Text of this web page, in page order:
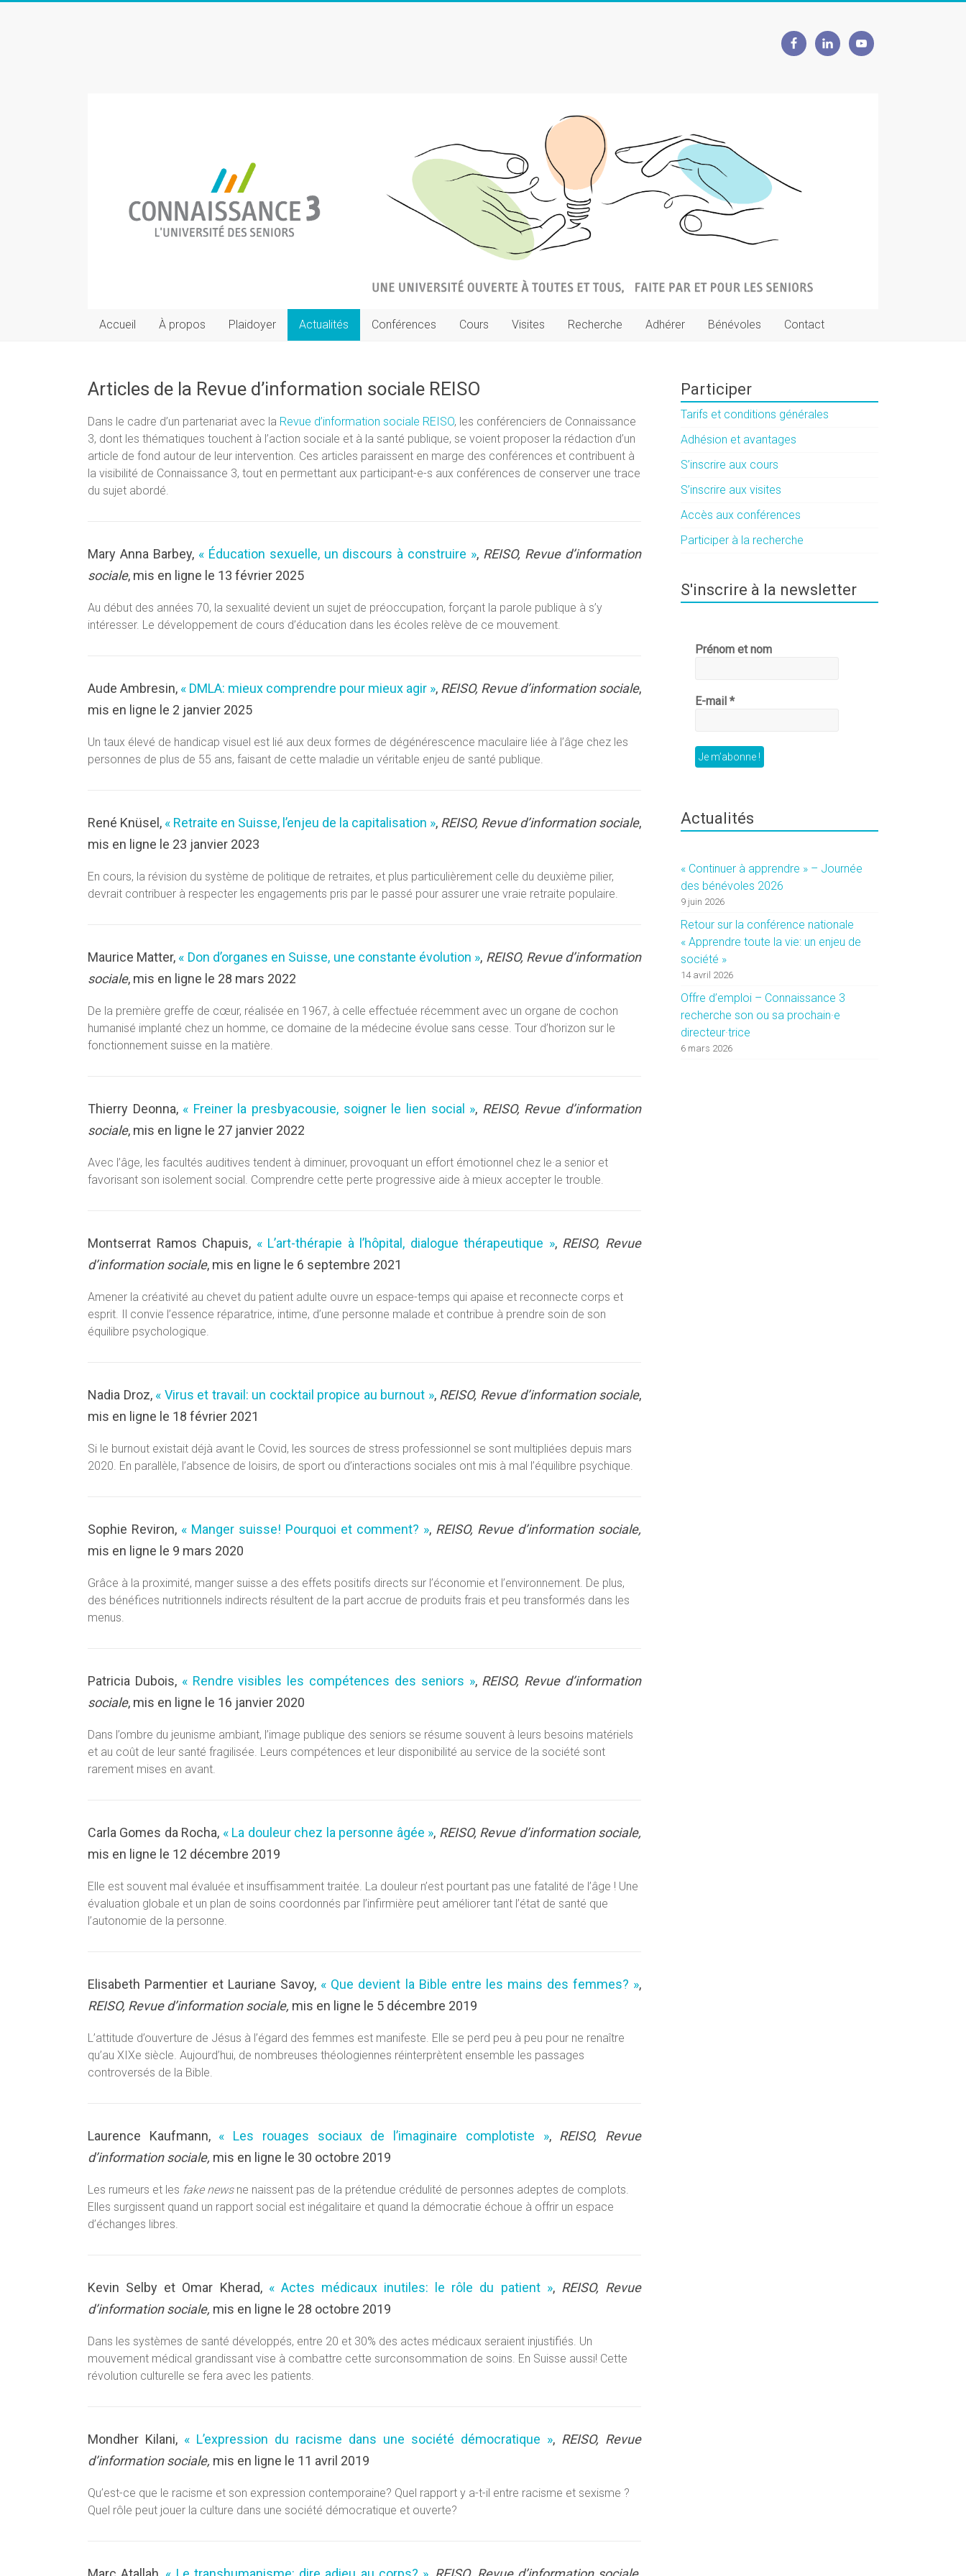
Accueil À propos Plaidoyer Actualités Conférences Cours Visites Recherche Adhérer Bénévoles Contact
Articles de la Revue d’information sociale REISO
Dans le cadre d’un partenariat avec la Revue d’information sociale REISO, les conférenciers de Connaissance
3, dont les thématiques touchent à l’action sociale et à la santé publique, se voient proposer la rédaction d’un
article de fond autour de leur intervention. Ces articles paraissent en marge des conférences et contribuent à
la visibilité de Connaissance 3, tout en permettant aux participant-e-s aux conférences de conserver une trace
du sujet abordé.
Mary Anna Barbey, « Éducation sexuelle, un discours à construire », REISO, Revue d’information
sociale, mis en ligne le 13 février 2025
Au début des années 70, la sexualité devient un sujet de préoccupation, forçant la parole publique à s’y
intéresser. Le développement de cours d’éducation dans les écoles relève de ce mouvement.
Aude Ambresin, « DMLA: mieux comprendre pour mieux agir », REISO, Revue d’information sociale,
mis en ligne le 2 janvier 2025
Un taux élevé de handicap visuel est lié aux deux formes de dégénérescence maculaire liée à l’âge chez les
personnes de plus de 55 ans, faisant de cette maladie un véritable enjeu de santé publique.
René Knüsel, « Retraite en Suisse, l’enjeu de la capitalisation », REISO, Revue d’information sociale,
mis en ligne le 23 janvier 2023
En cours, la révision du système de politique de retraites, et plus particulièrement celle du deuxième pilier,
devrait contribuer à respecter les engagements pris par le passé pour assurer une vraie retraite populaire.
Maurice Matter, « Don d’organes en Suisse, une constante évolution », REISO, Revue d’information
sociale, mis en ligne le 28 mars 2022
De la première greffe de cœur, réalisée en 1967, à celle effectuée récemment avec un organe de cochon
humanisé implanté chez un homme, ce domaine de la médecine évolue sans cesse. Tour d’horizon sur le
fonctionnement suisse en la matière.
Thierry Deonna, « Freiner la presbyacousie, soigner le lien social », REISO, Revue d’information
sociale, mis en ligne le 27 janvier 2022
Avec l’âge, les facultés auditives tendent à diminuer, provoquant un effort émotionnel chez le·a senior et
favorisant son isolement social. Comprendre cette perte progressive aide à mieux accepter le trouble.
Montserrat Ramos Chapuis, « L’art-thérapie à l’hôpital, dialogue thérapeutique », REISO, Revue
d’information sociale, mis en ligne le 6 septembre 2021
Amener la créativité au chevet du patient adulte ouvre un espace-temps qui apaise et reconnecte corps et
esprit. Il convie l’essence réparatrice, intime, d’une personne malade et contribue à prendre soin de son
équilibre psychologique.
Nadia Droz, « Virus et travail: un cocktail propice au burnout », REISO, Revue d’information sociale,
mis en ligne le 18 février 2021
Si le burnout existait déjà avant le Covid, les sources de stress professionnel se sont multipliées depuis mars
2020. En parallèle, l’absence de loisirs, de sport ou d’interactions sociales ont mis à mal l’équilibre psychique.
Sophie Reviron, « Manger suisse! Pourquoi et comment? », REISO, Revue d’information sociale,
mis en ligne le 9 mars 2020
Grâce à la proximité, manger suisse a des effets positifs directs sur l’économie et l’environnement. De plus,
des bénéfices nutritionnels indirects résultent de la part accrue de produits frais et peu transformés dans les
menus.
Patricia Dubois, « Rendre visibles les compétences des seniors », REISO, Revue d’information
sociale, mis en ligne le 16 janvier 2020
Dans l’ombre du jeunisme ambiant, l’image publique des seniors se résume souvent à leurs besoins matériels
et au coût de leur santé fragilisée. Leurs compétences et leur disponibilité au service de la société sont
rarement mises en avant.
Carla Gomes da Rocha, « La douleur chez la personne âgée », REISO, Revue d’information sociale,
mis en ligne le 12 décembre 2019
Elle est souvent mal évaluée et insuffisamment traitée. La douleur n’est pourtant pas une fatalité de l’âge ! Une
évaluation globale et un plan de soins coordonnés par l’infirmière peut améliorer tant l’état de santé que
l’autonomie de la personne.
Elisabeth Parmentier et Lauriane Savoy, « Que devient la Bible entre les mains des femmes? »,
REISO, Revue d’information sociale, mis en ligne le 5 décembre 2019
L’attitude d’ouverture de Jésus à l’égard des femmes est manifeste. Elle se perd peu à peu pour ne renaître
qu’au XIXe siècle. Aujourd’hui, de nombreuses théologiennes réinterprètent ensemble les passages
controversés de la Bible.
Laurence Kaufmann, « Les rouages sociaux de l’imaginaire complotiste », REISO, Revue
d’information sociale, mis en ligne le 30 octobre 2019
Les rumeurs et les fake newsne naissent pas de la prétendue crédulité de personnes adeptes de complots.
Elles surgissent quand un rapport social est inégalitaire et quand la démocratie échoue à offrir un espace
d’échanges libres.
Kevin Selby et Omar Kherad, « Actes médicaux inutiles: le rôle du patient », REISO, Revue
d’information sociale, mis en ligne le 28 octobre 2019
Dans les systèmes de santé développés, entre 20 et 30% des actes médicaux seraient injustifiés. Un
mouvement médical grandissant vise à combattre cette surconsommation de soins. En Suisse aussi! Cette
révolution culturelle se fera avec les patients.
Mondher Kilani, « L’expression du racisme dans une société démocratique », REISO, Revue
d’information sociale, mis en ligne le 11 avril 2019
Qu’est-ce que le racisme et son expression contemporaine? Quel rapport y a-t-il entre racisme et sexisme ?
Quel rôle peut jouer la culture dans une société démocratique et ouverte?
Participer
Tarifs et conditions générales
Adhésion et avantages
S’inscrire aux cours
S’inscrire aux visites
Accès aux conférences
Participer à la recherche
S'inscrire à la newsletter
Prénom et nom
E-mail *
Actualités
« Continuer à apprendre » – Journée
des bénévoles 2026
9 juin 2026
Retour sur la conférence nationale
« Apprendre toute la vie: un enjeu de
société »
14 avril 2026
Offre d’emploi – Connaissance 3
recherche son ou sa prochain·e
directeur·trice
6 mars 2026